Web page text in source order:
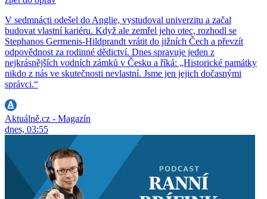
V sedmnácti odešel do Anglie, vystudoval univerzitu a začal
budovat vlastní kariéru. Když ale zemřel jeho otec, rozhodl se
Stephanos Germenis-Hildprandt vrátit do jižních Čech a převzít
odpovědnost za rodinné dědictví. Dnes spravuje jeden z
nejkrásnějších vodních zámků v Česku a říká: „Historické památky
nikdo z nás ve skutečnosti nevlastní. Jsme jen jejich dočasnými
správci.“
Aktuálně.cz - Magazín
dnes, 03:55